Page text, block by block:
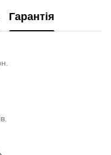
Гарантія